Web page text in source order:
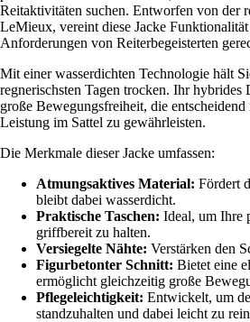
Reitaktivitäten suchen. Entworfen von der
LeMieux, vereint diese Jacke
Anforderungen von Reiterbegeisterten
Mit einer wasserdichten Technologie hält
regnerischsten Tagen trocken. Ihr hybrides
große Bewegungsfreiheit, die
Leistung im Sattel zu gewährleisten.
Die Merkmale dieser Jacke umfassen:
Atmungsaktives Material: Fördert
bleibt dabei wasserdicht.
Praktische Taschen: Ideal, um Ihre
griffbereit zu halten.
Versiegelte Nähte: Verstärken den
Figurbetonter Schnitt: Bietet eine
ermöglicht gleichzeitig große
Pflegeleichtigkeit: Entwickelt, um
standzuhalten und dabei leicht zu